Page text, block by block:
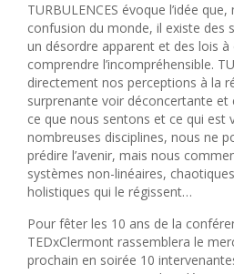
TURBULENCES évoque l’idée
confusion du monde, il existe des
un désordre apparent et des lois
comprendre l’incompréhensible.
directement nos perceptions à la
surprenante voir déconcertante et
ce que nous sentons et ce qui est
nombreuses disciplines, nous ne
prédire l’avenir, mais nous
systèmes non-linéaires,
holistiques qui le régissent…
Pour fêter les 10 ans de la
TEDxClermont rassemblera le
prochain en soirée 10